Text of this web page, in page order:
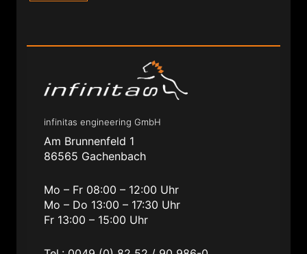
infinitas engineering GmbH
Am Brunnenfeld 1
86565 Gachenbach
Mo – Fr 08:00 – 12:00 Uhr
Mo – Do 13:00 – 17:30 Uhr
Fr 13:00 – 15:00 Uhr